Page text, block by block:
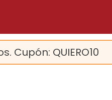
Cupón: QUIERO10